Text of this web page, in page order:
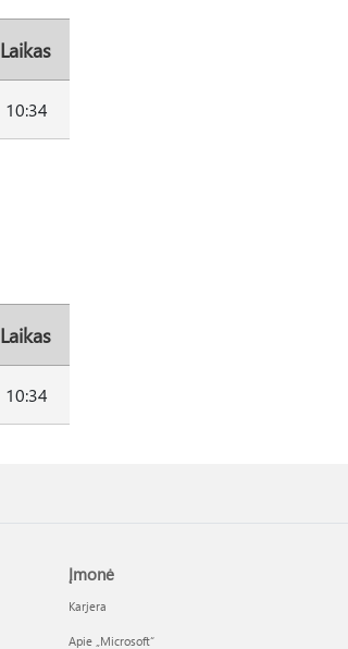
Laikas
10:34
Laikas
10:34
Įmonė
Karjera
Apie „Microsoft“